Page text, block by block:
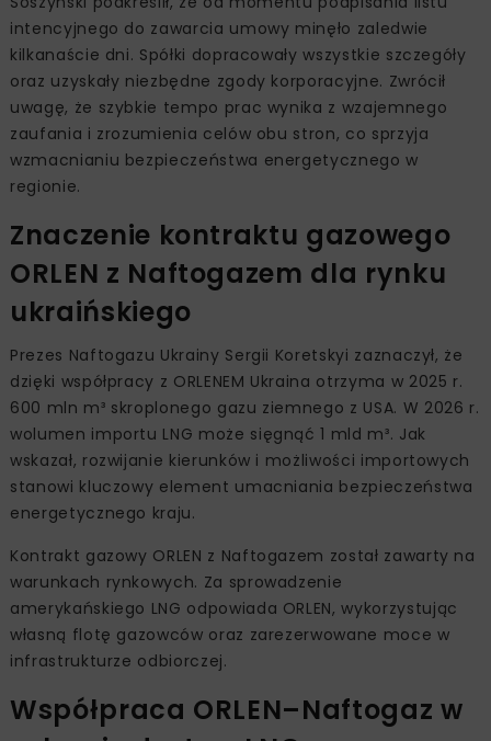
intencyjnego do zawarcia umowy minęło zaledwie
kilkanaście dni. Spółki dopracowały wszystkie szczegóły
oraz uzyskały niezbędne zgody korporacyjne. Zwrócił
uwagę, że szybkie tempo prac wynika z wzajemnego
zaufania i zrozumienia celów obu stron, co sprzyja
wzmacnianiu bezpieczeństwa energetycznego w
regionie.
Znaczenie kontraktu gazowego
ORLEN z Naftogazem dla rynku
ukraińskiego
Prezes Naftogazu Ukrainy Sergii Koretskyi zaznaczył, że
dzięki współpracy z ORLENEM Ukraina otrzyma w 2025 r.
600 mln m³ skroplonego gazu ziemnego z USA. W 2026 r.
wolumen importu LNG może sięgnąć 1 mld m³. Jak
wskazał, rozwijanie kierunków i możliwości importowych
stanowi kluczowy element umacniania bezpieczeństwa
energetycznego kraju.
Kontrakt gazowy ORLEN z Naftogazem został zawarty na
warunkach rynkowych. Za sprowadzenie
amerykańskiego LNG odpowiada ORLEN, wykorzystując
własną flotę gazowców oraz zarezerwowane moce w
infrastrukturze odbiorczej.
Współpraca ORLEN–Naftogaz w